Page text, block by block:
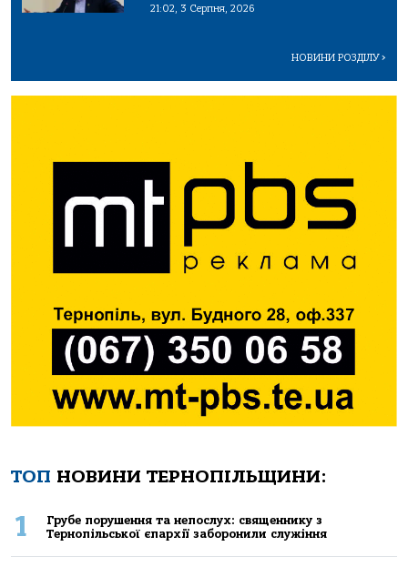
21:02, 3 Серпня, 2026
НОВИНИ РОЗДІЛУ>
ТОП НОВИНИ ТЕРНОПІЛЬЩИНИ:
1
Грубе порушення та непослух: священнику з
Тернопільської єпархії заборонили служіння